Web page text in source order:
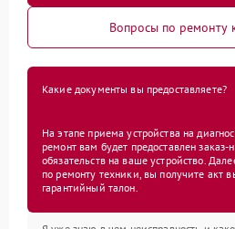
Вопросы по ремонту
Какие документы вы предоставляете?
На этапе приема устройства на
ремонт вам будет предоставлен
обязательств на ваше устройство.
по ремонту техники, вы получите акт
гарантийный талон.